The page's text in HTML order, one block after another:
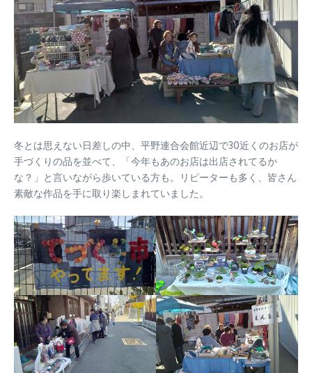
冬とは思えない日差しの中、平野連合会館近辺で30近くのお店が
手づくりの品を並べて、「今年もあのお店は出店されてるか
な？」と言いながら歩いている方も。リピーターも多く、皆さん
素敵な作品を手に取り楽しまれていました。